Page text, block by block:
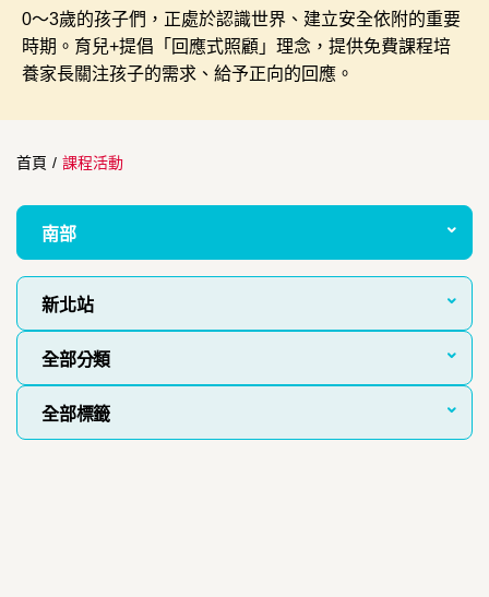
0～3歲的孩子們，正處於認識世界、建立安全依附的重要
時期。育兒+提倡「回應式照顧」理念，提供免費課程培
養家長關注孩子的需求、給予正向的回應。
首頁 / 課程活動
南部
新北站
全部分類
全部標籤